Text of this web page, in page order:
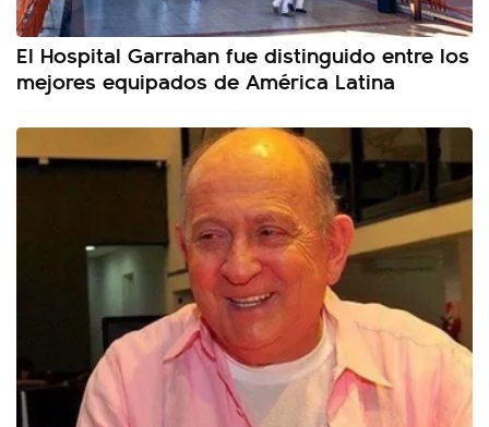
El Hospital Garrahan fue distinguido entre los
mejores equipados de América Latina